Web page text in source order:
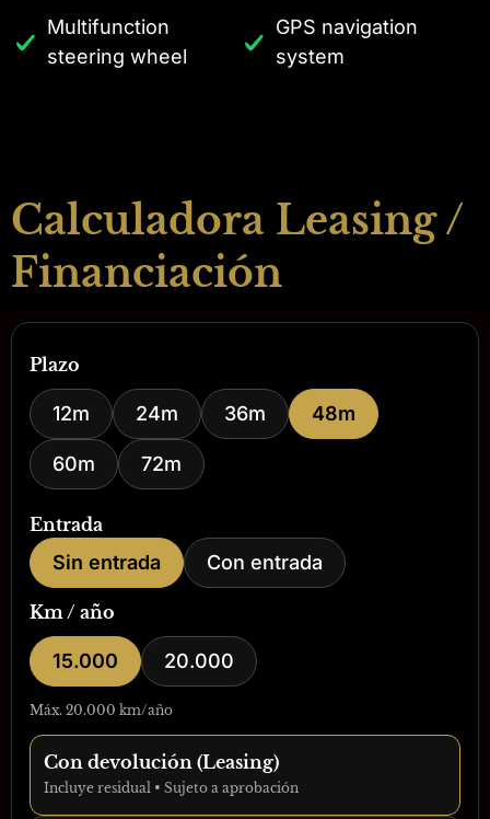
Multifunction
steering wheel
GPS navigation
system
Calculadora Leasing /
Financiación
Plazo
12m 24m 36m 48m
60m 72m
Entrada
Sin entrada Con entrada
Km / año
15.000 20.000
Máx. 20.000 km/año
Con devolución (Leasing)
Incluye residual • Sujeto a aprobación